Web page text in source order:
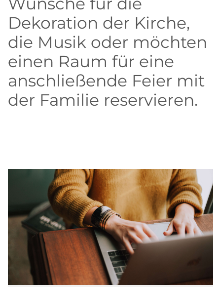
Dekoration der Kirche,
die Musik oder möchten
einen Raum für eine
anschließende Feier mit
der Familie reservieren.